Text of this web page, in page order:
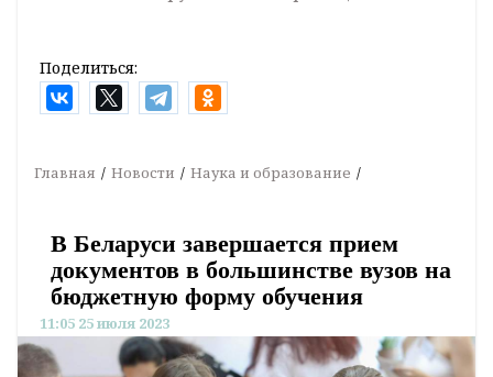
Поделиться:
Главная Новости Наука и образование
В Беларуси завершается прием
документов в большинстве вузов на
бюджетную форму обучения
11:05 25 июля 2023